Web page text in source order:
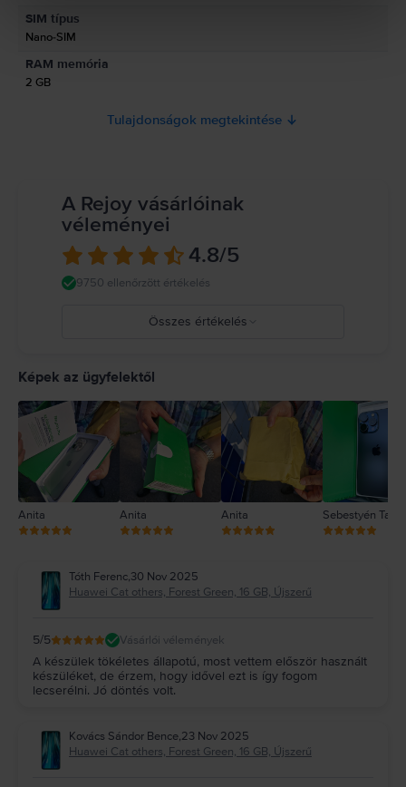
Információk a termékre vonatkozó biztonsági figyelmeztetésekről.
Jelenleg a termékbiztonsági információk nem állnak rendelkezésre.
SIM típus
Nano-SIM
RAM memória
2 GB
Tulajdonságok megtekintése
A Rejoy vásárlóinak
véleményei
4.8/5
9750 ellenőrzött értékelés
Összes értékelés
2
1
Képek az ügyfelektől
Anita Anita Anita Sebestyén
Tóth Ferenc,30 Nov 2025
Huawei Cat others, Forest Green, 16 GB, Újszerű
5/5 Vásárlói vélemények
A készülek tökéletes állapotú, most vettem először használt
készüléket, de érzem, hogy idővel ezt is így fogom
lecserélni. Jó döntés volt.
Kovács Sándor Bence,23 Nov 2025
Huawei Cat others, Forest Green, 16 GB, Újszerű